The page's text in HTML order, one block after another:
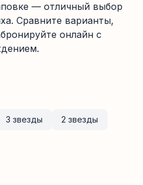
— отличный выбор
Сравните варианты,
онлайн с
3 звезды 2 звезды